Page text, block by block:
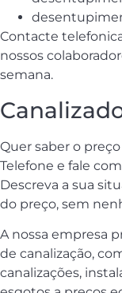
Contacte
nossos
semana.
Quer saber o
Telefone e fale
Descreva a sua
do preço, sem
A nossa empresa
de canalização,
canalizações,